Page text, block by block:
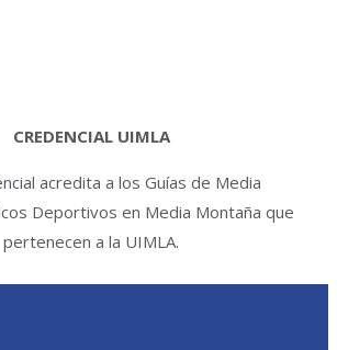
CREDENCIAL UIMLA
acredita a los Guías de Media
Deportivos en Media Montaña que
pertenecen a la UIMLA.